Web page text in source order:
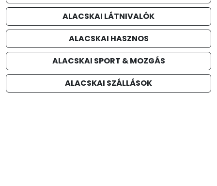
ALACSKAI LÁTNIVALÓK
ALACSKAI HASZNOS
ALACSKAI SPORT & MOZGÁS
ALACSKAI SZÁLLÁSOK